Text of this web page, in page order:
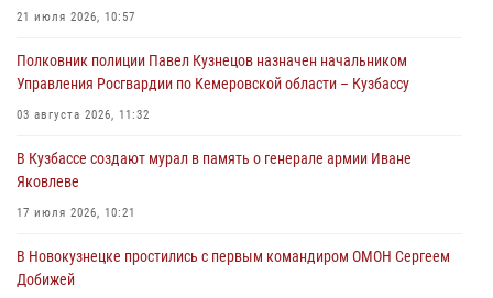
06 августа 2026, 08:17
Росгвардейцы пресекли противоправные действия и защитили
новокузнечанку от агрессивного знакомого
06 августа 2026, 07:16
21 июля 2026, 10:57
Полковник полиции Павел Кузнецов назначен начальником
Управления Росгвардии по Кемеровской области – Кузбассу
03 августа 2026, 11:32
В Кузбассе создают мурал в память о генерале армии Иване
Яковлеве
17 июля 2026, 10:21
В Новокузнецке простились с первым командиром ОМОН Сергеем
Добижей